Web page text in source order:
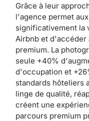
Grâce à leur
l'agence permet
significativement la
Airbnb et d'accéder
premium. La
seule +40%
d'occupation et
standards hôteliers
linge de qualité,
créent une
parcours premium